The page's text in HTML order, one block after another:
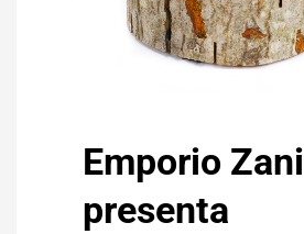
Emporio Zani
presenta